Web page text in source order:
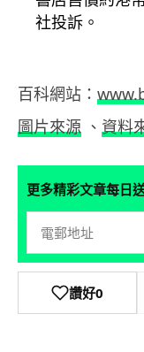
社投訴。
百科網站：
圖片來源 、 資料
更多精彩文章每日
讚好0